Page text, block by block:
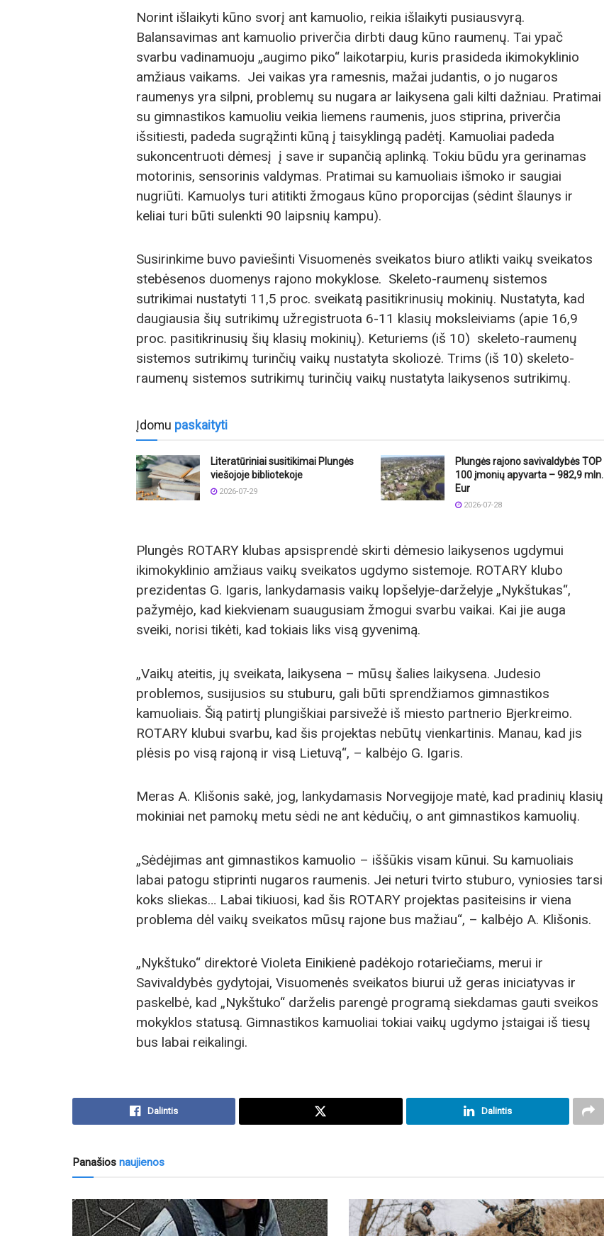
Norint išlaikyti kūno svorį ant kamuolio, reikia išlaikyti pusiausvyrą.
Balansavimas ant kamuolio priverčia dirbti daug kūno raumenų. Tai ypač
svarbu vadinamuoju „augimo piko“ laikotarpiu, kuris prasideda ikimokyklinio
amžiaus vaikams. Jei vaikas yra ramesnis, mažai judantis, o jo nugaros
raumenys yra silpni, problemų su nugara ar laikysena gali kilti dažniau. Pratimai
su gimnastikos kamuoliu veikia liemens raumenis, juos stiprina, priverčia
išsitiesti, padeda sugrąžinti kūną į taisyklingą padėtį. Kamuoliai padeda
sukoncentruoti dėmesį į save ir supančią aplinką. Tokiu būdu yra gerinamas
motorinis, sensorinis valdymas. Pratimai su kamuoliais išmoko ir saugiai
nugriūti. Kamuolys turi atitikti žmogaus kūno proporcijas (sėdint šlaunys ir
keliai turi būti sulenkti 90 laipsnių kampu).
Susirinkime buvo paviešinti Visuomenės sveikatos biuro atlikti vaikų sveikatos
stebėsenos duomenys rajono mokyklose. Skeleto-raumenų sistemos
sutrikimai nustatyti 11,5 proc. sveikatą pasitikrinusių mokinių. Nustatyta, kad
daugiausia šių sutrikimų užregistruota 6-11 klasių moksleiviams (apie 16,9
proc. pasitikrinusių šių klasių mokinių). Keturiems (iš 10) skeleto-raumenų
sistemos sutrikimų turinčių vaikų nustatyta skoliozė. Trims (iš 10) skeleto-
raumenų sistemos sutrikimų turinčių vaikų nustatyta laikysenos sutrikimų.
Įdomu paskaityti
Literatūriniai susitikimai Plungės
viešojoje bibliotekoje
2026-07-29
Plungės rajono savivaldybės TOP
100 įmonių apyvarta – 982,9 mln.
Eur
2026-07-28
Plungės ROTARY klubas apsisprendė skirti dėmesio laikysenos ugdymui
ikimokyklinio amžiaus vaikų sveikatos ugdymo sistemoje. ROTARY klubo
prezidentas G. Igaris, lankydamasis vaikų lopšelyje-darželyje „Nykštukas“,
pažymėjo, kad kiekvienam suaugusiam žmogui svarbu vaikai. Kai jie auga
sveiki, norisi tikėti, kad tokiais liks visą gyvenimą.
„Vaikų ateitis, jų sveikata, laikysena – mūsų šalies laikysena. Judesio
problemos, susijusios su stuburu, gali būti sprendžiamos gimnastikos
kamuoliais. Šią patirtį plungiškiai parsivežė iš miesto partnerio Bjerkreimo.
ROTARY klubui svarbu, kad šis projektas nebūtų vienkartinis. Manau, kad jis
plėsis po visą rajoną ir visą Lietuvą“, – kalbėjo G. Igaris.
Meras A. Klišonis sakė, jog, lankydamasis Norvegijoje matė, kad pradinių klasių
mokiniai net pamokų metu sėdi ne ant kėdučių, o ant gimnastikos kamuolių.
„Sėdėjimas ant gimnastikos kamuolio – iššūkis visam kūnui. Su kamuoliais
labai patogu stiprinti nugaros raumenis. Jei neturi tvirto stuburo, vyniosies tarsi
koks sliekas… Labai tikiuosi, kad šis ROTARY projektas pasiteisins ir viena
problema dėl vaikų sveikatos mūsų rajone bus mažiau“, – kalbėjo A. Klišonis.
„Nykštuko“ direktorė Violeta Einikienė padėkojo rotariečiams, merui ir
Savivaldybės gydytojai, Visuomenės sveikatos biurui už geras iniciatyvas ir
paskelbė, kad „Nykštuko“ darželis parengė programą siekdamas gauti sveikos
mokyklos statusą. Gimnastikos kamuoliai tokiai vaikų ugdymo įstaigai iš tiesų
bus labai reikalingi.
Dalintis Dalintis
Panašios naujienos